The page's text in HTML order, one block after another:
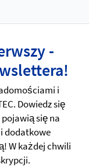
-
i
Dowiedz się
się na
dodatkowe
W każdej chwili